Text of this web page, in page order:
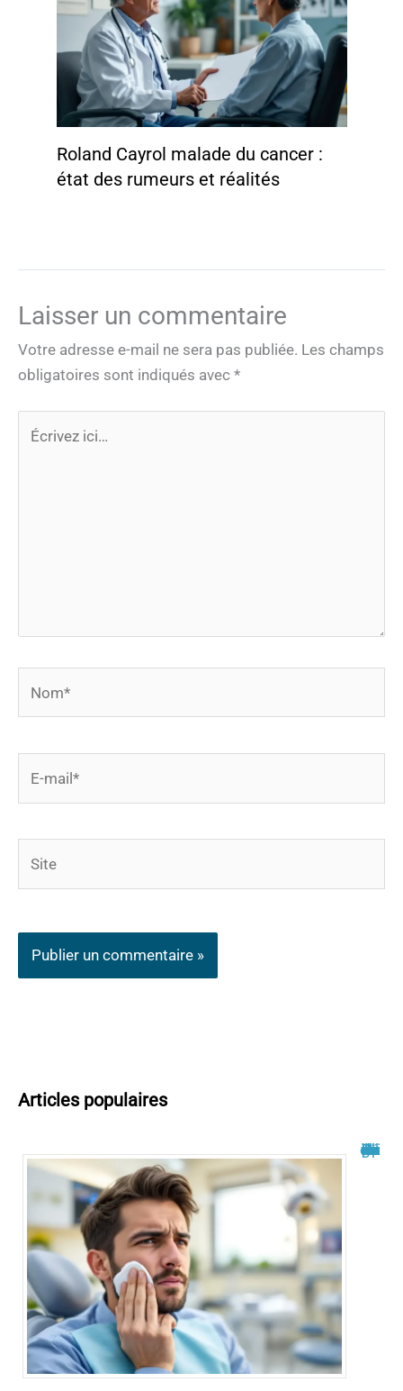
Roland Cayrol malade du cancer :
état des rumeurs et réalités
Laisser un commentaire
Votre adresse e-mail ne sera pas publiée. Les champs
obligatoires sont indiqués avec *
ici…
Articles populaires
Philippe Bilger malade du cancer : un combat dévoilé